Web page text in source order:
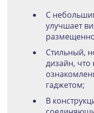
С
улучшает
Стильный,
дизайн, что
гаджетом;
В